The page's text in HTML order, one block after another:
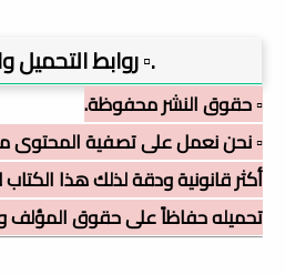
.▫️ روابط التحميل
▫️ حقوق النشر محفوظة.
▫️ نحن نعمل على تصفية المحتوى
أكثر قانونية ودقة لذلك هذا
تحميله حفاظاً على حقوق المؤلف